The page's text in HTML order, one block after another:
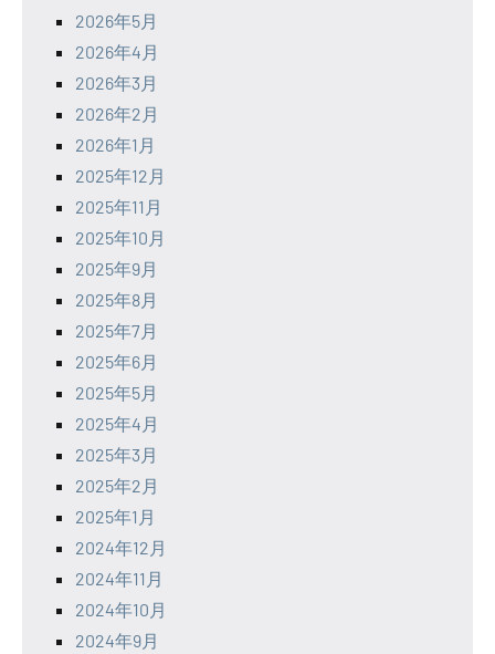
2026年5月
2026年4月
2026年3月
2026年2月
2026年1月
2025年12月
2025年11月
2025年10月
2025年9月
2025年8月
2025年7月
2025年6月
2025年5月
2025年4月
2025年3月
2025年2月
2025年1月
2024年12月
2024年11月
2024年10月
2024年9月